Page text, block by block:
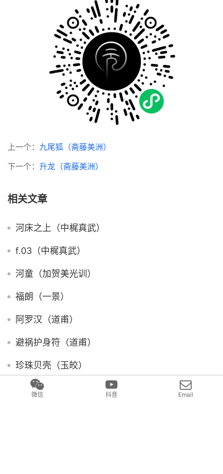
上一个： 九尾狐（斋藤美洲）
下一个： 升龙（斋藤美洲）
相关文章
河床之上（中梶真武）
f.03（中梶真武）
河童（加贺美光训）
福朗（一景）
阿罗汉（道甫）
避祸护身符（道甫）
珍珠贝壳（玉皎）
为何是我（斋藤美洲）
微信 抖音 Email